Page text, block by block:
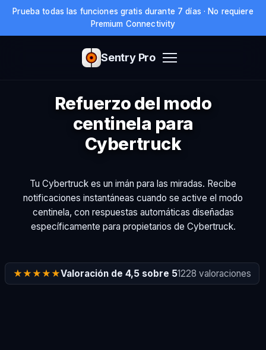
Prueba todas las funciones gratis durante 7 días · No requiere
Premium Connectivity
Sentry Pro
Refuerzo del modo
centinela para
Cybertruck
Tu Cybertruck es un imán para las miradas. Recibe
notificaciones instantáneas cuando se active el modo
centinela, con respuestas automáticas diseñadas
específicamente para propietarios de Cybertruck.
★★★★★Valoración de 4,5 sobre 51228 valoraciones